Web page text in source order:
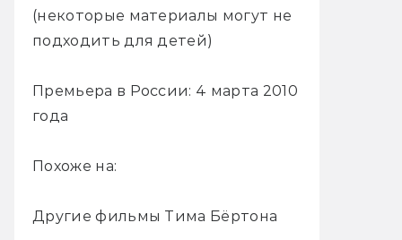
(некоторые материалы могут не
подходить для детей)
Премьера в России: 4 марта 2010
года
Похоже на:
Другие фильмы Тима Бёртона